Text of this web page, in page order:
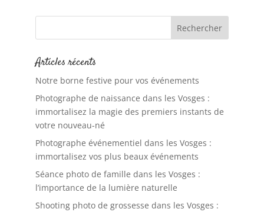
Articles récents
Notre borne festive pour vos événements
Photographe de naissance dans les Vosges :
immortalisez la magie des premiers instants de
votre nouveau-né
Photographe événementiel dans les Vosges :
immortalisez vos plus beaux événements
Séance photo de famille dans les Vosges :
l’importance de la lumière naturelle
Shooting photo de grossesse dans les Vosges :